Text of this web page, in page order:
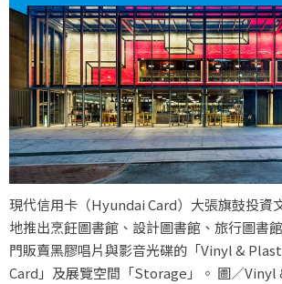
現代信用卡（Hyundai Card）大張旗鼓投資
地推出烹飪圖書館、設計圖書館、旅行圖書
門販賣黑膠唱片與影音光碟的「Vinyl &
Card」及展覽空間「Storage」。 圖／Vinyl